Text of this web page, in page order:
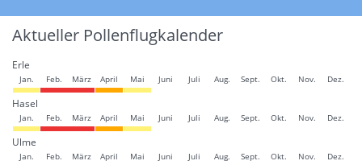
Aktueller Pollenflugkalender
Erle
Jan. Feb. März April Mai Juni Juli Aug. Sept. Okt. Nov. Dez.
Hasel
Jan. Feb. März April Mai Juni Juli Aug. Sept. Okt. Nov. Dez.
Ulme
Jan. Feb. März April Mai Juni Juli Aug. Sept. Okt. Nov. Dez.